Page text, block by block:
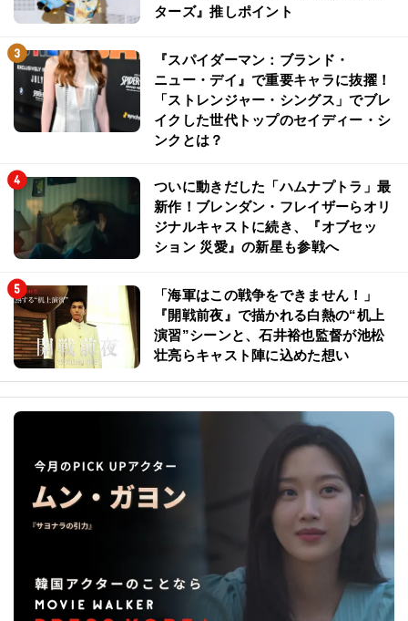
ターズ』推しポイント
『スパイダーマン：ブランド・
ニュー・デイ』で重要キャラに抜擢！
「ストレンジャー・シングス」でブレ
イクした世代トップのセイディー・シ
ンクとは？
ついに動きだした「ハムナプトラ」最
新作！ブレンダン・フレイザーらオリ
ジナルキャストに続き、『オブセッ
ション 災愛』の新星も参戦へ
「海軍はこの戦争をできません！」
『開戦前夜』で描かれる白熱の“机上
演習”シーンと、石井裕也監督が池松
壮亮らキャスト陣に込めた想い